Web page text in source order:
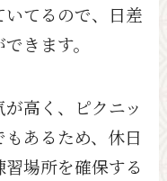
てるので、日差
きます。
高く、ピクニッ
あるため、休日
場所を確保する